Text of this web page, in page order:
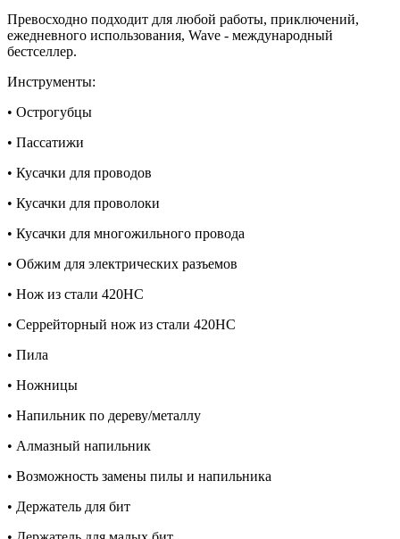
Превосходно подходит для любой работы, приключений,
ежедневного использования, Wave - международный
бестселлер.
Инструменты:
• Острогубцы
• Пассатижи
• Кусачки для проводов
• Кусачки для проволоки
• Кусачки для многожильного провода
• Обжим для электрических разъемов
• Нож из стали 420HC
• Серрейторный нож из стали 420HC
• Пила
• Ножницы
• Напильник по дереву/металлу
• Алмазный напильник
• Возможность замены пилы и напильника
• Держатель для бит